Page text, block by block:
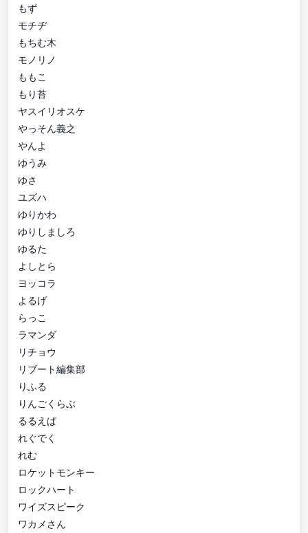
もず
モチヂ
もちむ木
モノリノ
ももこ
もり苔
ヤスイリオスケ
やっそん義之
やんよ
ゆうみ
ゆさ
ユズハ
ゆりかわ
ゆりしましろ
ゆるた
よしとら
ヨッコラ
よるげ
らっこ
ラマンダ
リチョウ
リブート編集部
りふる
りんごくらぶ
るるえぱ
れぐでく
れむ
ロケットモンキー
ロックハート
ワイズスピーク
ワカメさん